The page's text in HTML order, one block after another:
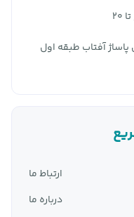
پاساژ آفتاب طبقه اول
ارتباط ما
درباره ما